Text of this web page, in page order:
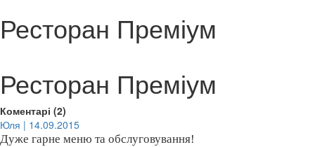
Ресторан Преміум
Ресторан Преміум
Коментарі (2)
Юля | 14.09.2015
Дуже гарне меню та обслуговування!